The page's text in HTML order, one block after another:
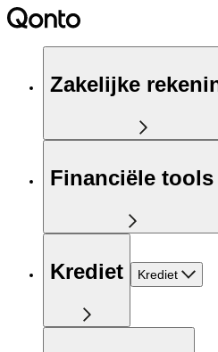
Zakelijke
Financiële tools
Krediet Krediet